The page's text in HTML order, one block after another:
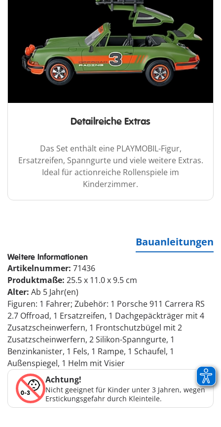
Detailreiche Extras
Das Set enthält eine PLAYMOBIL-Figur,
Ersatzreifen, Spanngurte und viele weitere Extras.
Ideal für actionreiche Rollenspiele im
Kinderzimmer.
Bauanleitungen
Weitere Informationen
Artikelnummer: 71436
Produktmaße: 25.5 x 11.0 x 9.5 cm
Alter: Ab 5 Jahr(en)
Figuren: 1 Fahrer; Zubehör: 1 Porsche 911 Carrera RS
2.7 Offroad, 1 Ersatzreifen, 1 Dachgepäckträger mit 4
Zusatzscheinwerfern, 1 Frontschutzbügel mit 2
Zusatzscheinwerfern, 2 Silikon-Spanngurte, 1
Benzinkanister, 1 Fels, 1 Rampe, 1 Schaufel, 1
Außenspiegel, 1 Helm mit Visier
Achtung!
Nicht geeignet für Kinder unter 3 Jahren, wegen
Erstickungsgefahr durch Kleinteile.